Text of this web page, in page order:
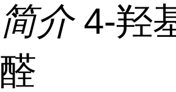
简介 4-羟
醛